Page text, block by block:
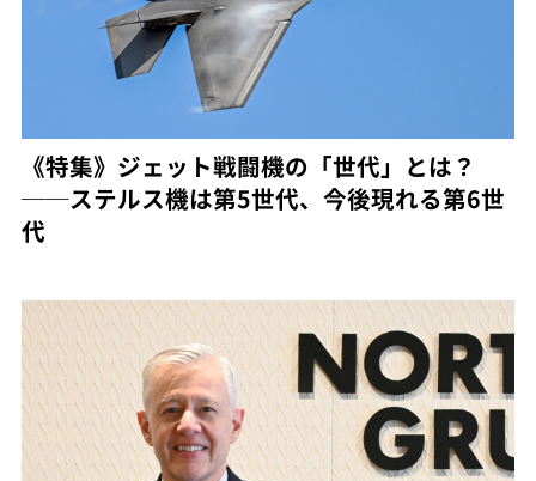
《特集》ジェット戦闘機の「世代」とは？
──ステルス機は第5世代、今後現れる第6世
代